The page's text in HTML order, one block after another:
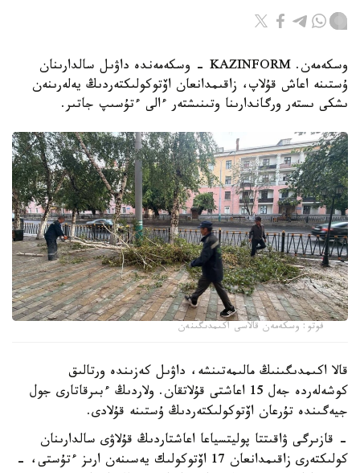
وسكەمەن. KAZINFORM - وسكەمەندە داۋىل سالدارىنان
ۇستىنە اعاش قۇلاپ، زاقىمدانعان اۆتوكولىكتەردىڭ يەلەرىنەن
ىشكى ىستەر ورگاندارىنا وتىنىشتەر ءالى ءتۇسىپ جاتىر.
فوتو: وسكەمەن قالاسى اكىمدىگىنەن
قالا اكىمدىگىنىڭ مالىمەتىنشە، داۋىل كەزىندە ورتالىق
كوشەلەردە جەل 15 اعاشتى قۇلاتقان. ولاردىڭ ءبىرقاتارى جول
جيەگىندە تۇرعان اۆتوكولىكتەردىڭ ۇستىنە قۇلادى.
- قازىرگى ۋاقىتتا پوليتسياعا اعاشتاردىڭ قۇلاۋى سالدارىنان
كولىكتەرى زاقىمدانعان 17 اۆتوكولىك يەسىنەن ارىز ءتۇستى، -